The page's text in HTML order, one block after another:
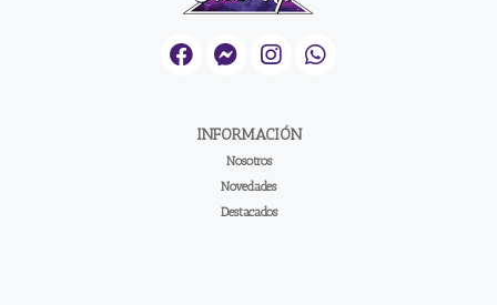
INFORMACIÓN
Nosotros
Novedades
Destacados